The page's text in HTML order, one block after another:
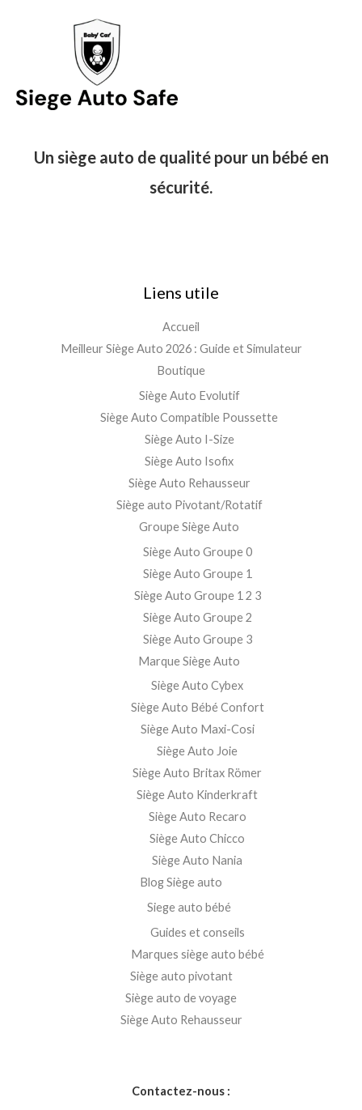
Un siège auto de qualité pour un bébé en
sécurité.
Liens utile
Accueil
Meilleur Siège Auto 2026 : Guide et Simulateur
Boutique
Siège Auto Evolutif
Siège Auto Compatible Poussette
Siège Auto I-Size
Siège Auto Isofix
Siège Auto Rehausseur
Siège auto Pivotant/Rotatif
Groupe Siège Auto
Siège Auto Groupe 0
Siège Auto Groupe 1
Siège Auto Groupe 1 2 3
Siège Auto Groupe 2
Siège Auto Groupe 3
Marque Siège Auto
Siège Auto Cybex
Siège Auto Bébé Confort
Siège Auto Maxi-Cosi
Siège Auto Joie
Siège Auto Britax Römer
Siège Auto Kinderkraft
Siège Auto Recaro
Siège Auto Chicco
Siège Auto Nania
Blog Siège auto
Siege auto bébé
Guides et conseils
Marques siège auto bébé
Siège auto pivotant
Siège auto de voyage
Siège Auto Rehausseur
Contactez-nous :